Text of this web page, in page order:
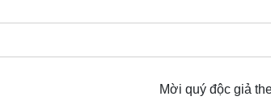
Mời quý độc giả